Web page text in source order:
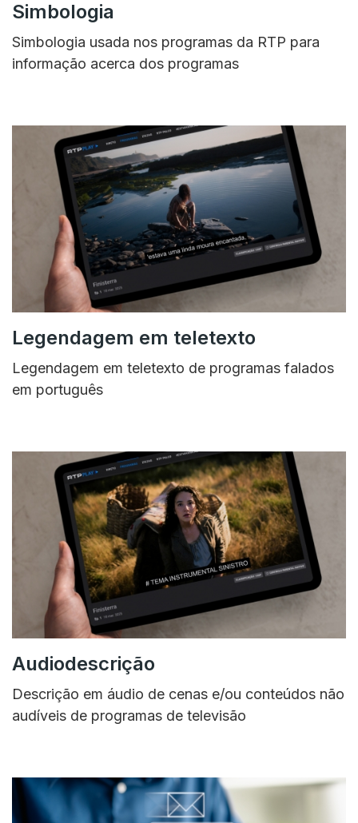
Simbologia
Simbologia usada nos programas da RTP para
informação acerca dos programas
Legendagem em teletexto
Legendagem em teletexto de programas falados
em português
Audiodescrição
Descrição em áudio de cenas e/ou conteúdos não
audíveis de programas de televisão